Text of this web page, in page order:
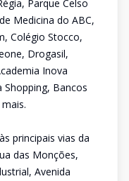
Parque Celso
Medicina do ABC,
Colégio Stocco,
Drogasil,
Inova
Shopping, Bancos
principais vias da
das Monções,
Avenida